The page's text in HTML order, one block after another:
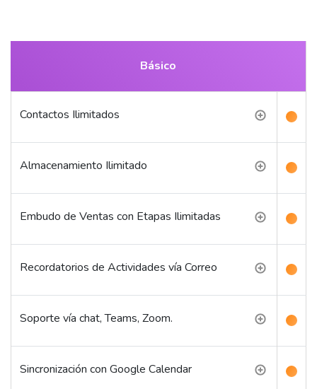
Básico
Contactos Ilimitados
Almacenamiento Ilimitado
Embudo de Ventas con Etapas Ilimitadas
Recordatorios de Actividades vía Correo
Soporte vía chat, Teams, Zoom.
Sincronización con Google Calendar